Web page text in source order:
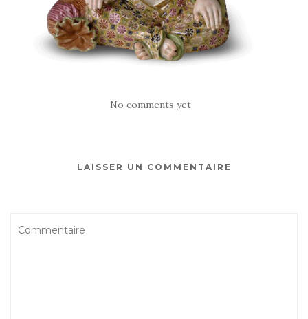
No comments yet
LAISSER UN COMMENTAIRE